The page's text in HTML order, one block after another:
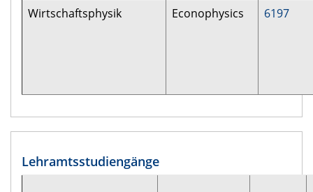
Wirtschaftsphysik Econophysics 6197
Lehramtsstudiengänge